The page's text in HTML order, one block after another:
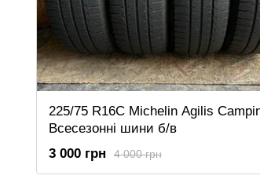
225/75 R16C Michelin Agilis
Всесезонні шини б/в
4 000 грн
3 000 грн